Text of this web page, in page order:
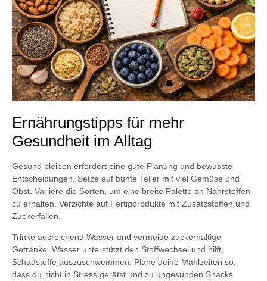
Ernährungstipps für mehr
Gesundheit im Alltag
Gesund bleiben erfordert eine gute Planung und bewusste
Entscheidungen. Setze auf bunte Teller mit viel Gemüse und
Obst. Variiere die Sorten, um eine breite Palette an Nährstoffen
zu erhalten. Verzichte auf Fertigprodukte mit Zusatzstoffen und
Zuckerfallen.
Trinke ausreichend Wasser und vermeide zuckerhaltige
Getränke. Wasser unterstützt den Stoffwechsel und hilft,
Schadstoffe auszuschwemmen. Plane deine Mahlzeiten so,
dass du nicht in Stress gerätst und zu ungesunden Snacks